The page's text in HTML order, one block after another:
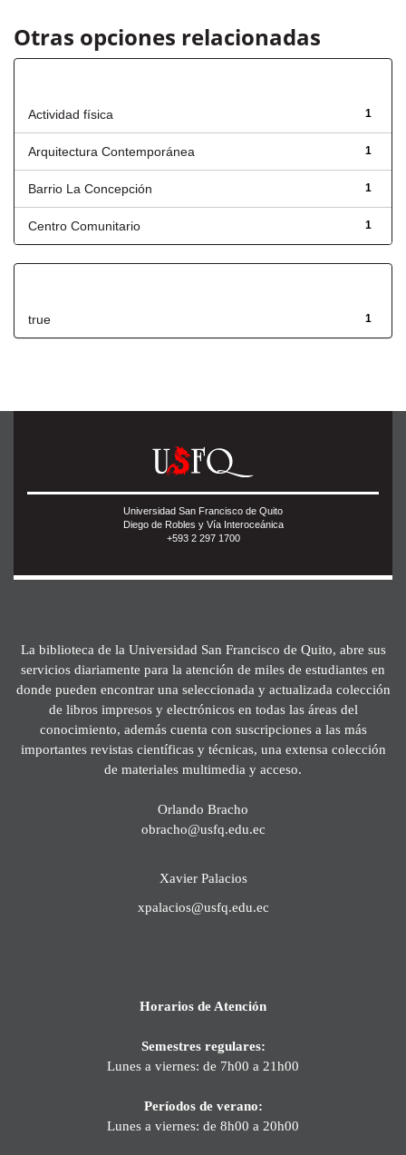
Otras opciones relacionadas
1
Actividad física
1
Arquitectura Contemporánea
1
Barrio La Concepción
1
Centro Comunitario
1
true
Universidad San Francisco de Quito
Diego de Robles y Vía Interoceánica
+593 2 297 1700
La biblioteca de la Universidad San Francisco de Quito, abre sus
servicios diariamente para la atención de miles de estudiantes en
donde pueden encontrar una seleccionada y actualizada colección
de libros impresos y electrónicos en todas las áreas del
conocimiento, además cuenta con suscripciones a las más
importantes revistas científicas y técnicas, una extensa colección
de materiales multimedia y acceso.
Orlando Bracho
obracho@usfq.edu.ec
Xavier Palacios
xpalacios@usfq.edu.ec
Horarios de Atención
Semestres regulares:
Lunes a viernes: de 7h00 a 21h00
Períodos de verano:
Lunes a viernes: de 8h00 a 20h00